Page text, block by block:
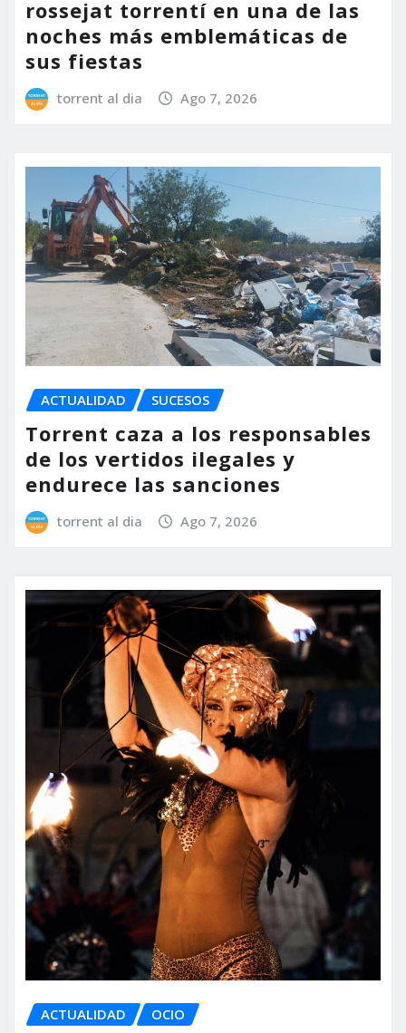
rossejat torrentí en una de las
noches más emblemáticas de
sus fiestas
torrent al dia Ago 7, 2026
ACTUALIDAD SUCESOS
Torrent caza a los responsables
de los vertidos ilegales y
endurece las sanciones
torrent al dia Ago 7, 2026
ACTUALIDAD OCIO